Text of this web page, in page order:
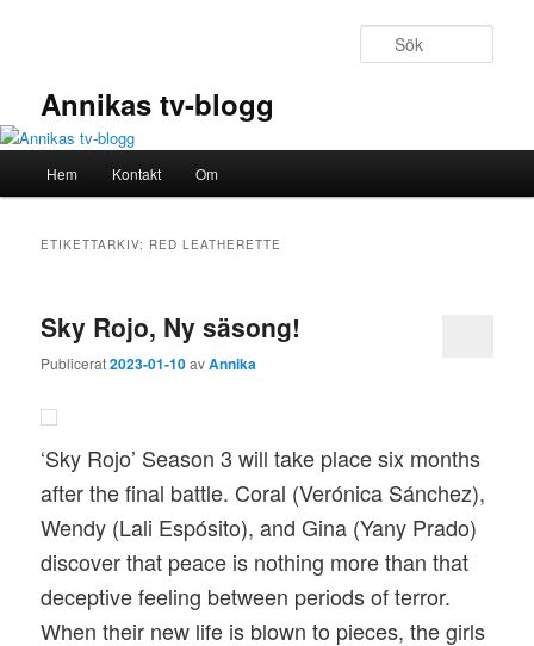
Annikas tv-blogg
Hem Kontakt Om
ETIKETTARKIV: RED LEATHERETTE
Sky Rojo, Ny säsong!
Publicerat2023-01-10avAnnika
‘Sky Rojo’ Season 3 will take place six months
after the final battle. Coral (Verónica Sánchez),
Wendy (Lali Espósito), and Gina (Yany Prado)
discover that peace is nothing more than that
deceptive feeling between periods of terror.
When their new life is blown to pieces, the girls